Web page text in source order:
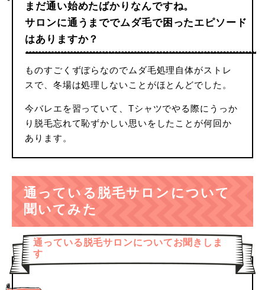
まだ通い始めたばかりなんですね。
サロンに通うまででムダ毛で困ったエピソード
はありますか？
ものすごくずぼらなのでムダ毛処理自体がストレ
スで、冬場は処理しないことがほとんどでした。
今バレエを習っていて、Tシャツでやる際にうっか
り脱毛忘れて恥ずかしい思いをしたことが何回か
あります。
通っている脱毛サロンについて
聞いてみた
通っている脱毛サロンについてお聞きしま
す